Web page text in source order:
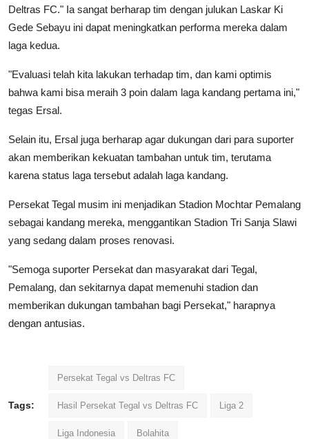
Deltras FC." Ia sangat berharap tim dengan julukan Laskar Ki
Gede Sebayu ini dapat meningkatkan performa mereka dalam
laga kedua.
"Evaluasi telah kita lakukan terhadap tim, dan kami optimis
bahwa kami bisa meraih 3 poin dalam laga kandang pertama ini,"
tegas Ersal.
Selain itu, Ersal juga berharap agar dukungan dari para suporter
akan memberikan kekuatan tambahan untuk tim, terutama
karena status laga tersebut adalah laga kandang.
Persekat Tegal musim ini menjadikan Stadion Mochtar Pemalang
sebagai kandang mereka, menggantikan Stadion Tri Sanja Slawi
yang sedang dalam proses renovasi.
"Semoga suporter Persekat dan masyarakat dari Tegal,
Pemalang, dan sekitarnya dapat memenuhi stadion dan
memberikan dukungan tambahan bagi Persekat," harapnya
dengan antusias.
Tags:
Persekat Tegal vs Deltras FC
Hasil Persekat Tegal vs Deltras FC Liga 2
Liga Indonesia Bolahita